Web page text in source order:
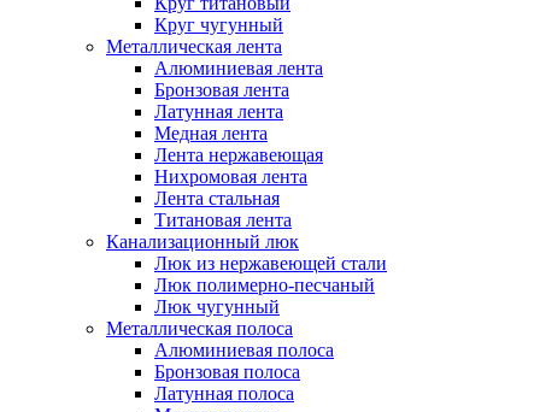
Круг чугунный
Металлическая лента
Алюминиевая лента
Бронзовая лента
Латунная лента
Медная лента
Лента нержавеющая
Нихромовая лента
Лента стальная
Титановая лента
Канализационный люк
Люк из нержавеющей стали
Люк полимерно-песчаный
Люк чугунный
Металлическая полоса
Алюминиевая полоса
Бронзовая полоса
Латунная полоса